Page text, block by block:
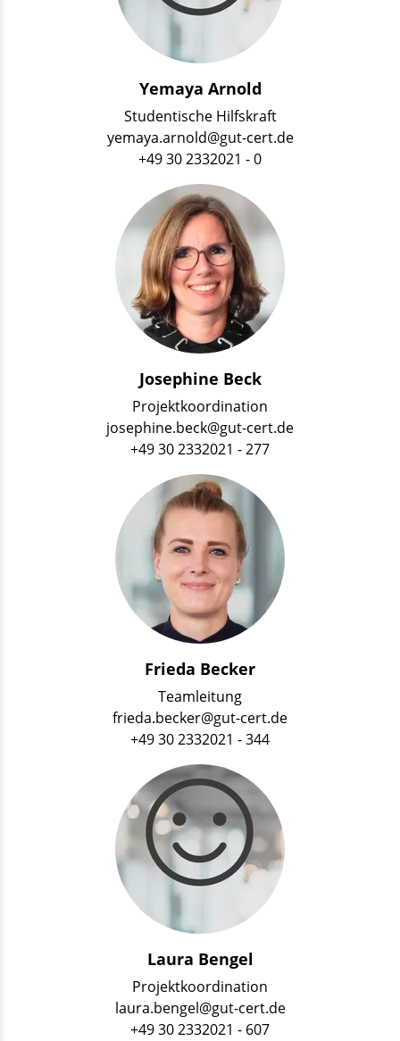
Yemaya Arnold
Studentische Hilfskraft
yemaya.arnold@gut-cert.de
+49 30 2332021 - 0
Josephine Beck
Projektkoordination
josephine.beck@gut-cert.de
+49 30 2332021 - 277
Frieda Becker
Teamleitung
frieda.becker@gut-cert.de
+49 30 2332021 - 344
Laura Bengel
Projektkoordination
laura.bengel@gut-cert.de
+49 30 2332021 - 607